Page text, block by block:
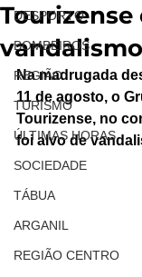
DESPORTO
BOMBEIROS
REGIÃO
TURISMO
ÚLTIMAS HORAS
SOCIEDADE
TÁBUA
ARGANIL
REGIÃO CENTRO
Tourizense
Na madrugada
11 de agosto, o
Tourizense, no
foi alvo de